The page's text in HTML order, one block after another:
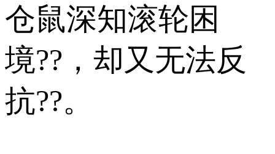
仓鼠深知滚轮困
境??，却又无法反
抗??。